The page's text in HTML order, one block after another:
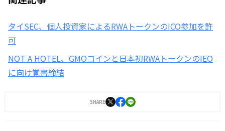
タイSEC、個人投資家によるRWAトークンのICO参加を許
可
NOT A HOTEL、GMOコインと日本初RWAトークンのIEO
に向け覚書締結
SHARE